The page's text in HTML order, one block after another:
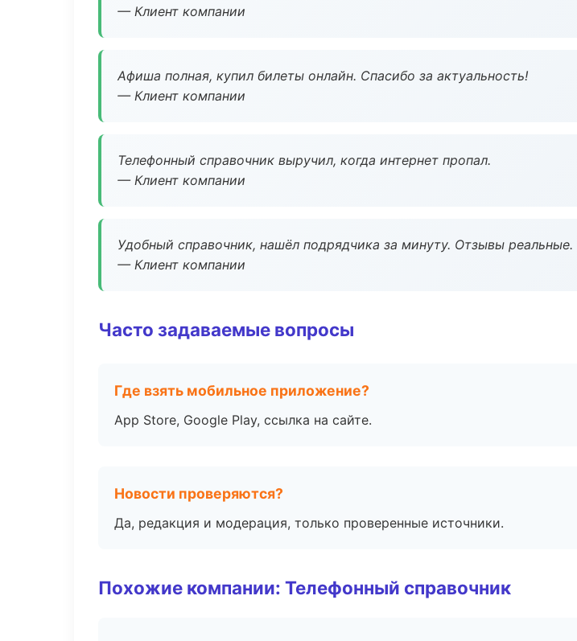
— Клиент компании
Афиша полная, купил билеты онлайн. Спасибо за актуальность!
— Клиент компании
Телефонный справочник выручил, когда интернет пропал.
— Клиент компании
Удобный справочник, нашёл подрядчика за минуту. Отзывы реальные.
— Клиент компании
Часто задаваемые вопросы
Где взять мобильное приложение?
App Store, Google Play, ссылка на сайте.
Новости проверяются?
Да, редакция и модерация, только проверенные источники.
Похожие компании: Телефонный справочник